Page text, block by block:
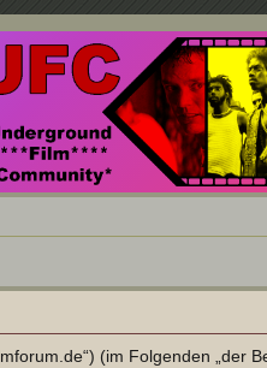
jenseits des Mainstreams.
(im Folgenden „der